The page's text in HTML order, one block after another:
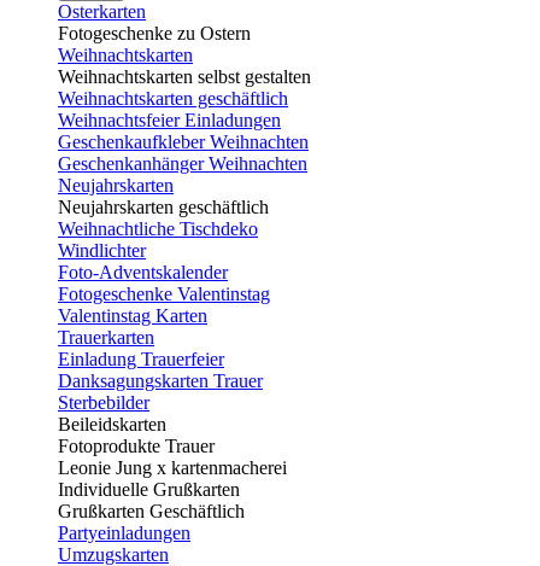
Osterkarten
Fotogeschenke zu Ostern
Weihnachtskarten
Weihnachtskarten selbst gestalten
Weihnachtskarten geschäftlich
Weihnachtsfeier Einladungen
Geschenkaufkleber Weihnachten
Geschenkanhänger Weihnachten
Neujahrskarten
Neujahrskarten geschäftlich
Weihnachtliche Tischdeko
Windlichter
Foto-Adventskalender
Fotogeschenke Valentinstag
Valentinstag Karten
Trauerkarten
Einladung Trauerfeier
Danksagungskarten Trauer
Sterbebilder
Beileidskarten
Fotoprodukte Trauer
Leonie Jung x kartenmacherei
Individuelle Grußkarten
Grußkarten Geschäftlich
Partyeinladungen
Umzugskarten